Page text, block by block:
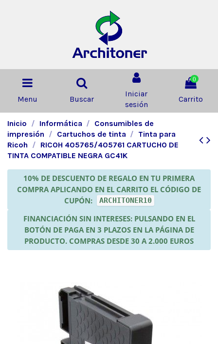
Menu Buscar
Iniciar
sesión
0
Carrito
Inicio Informática
Consumibles de
impresión
Cartuchos de tinta
Tinta para
Ricoh
RICOH 405765/405761 CARTUCHO DE
TINTA COMPATIBLE NEGRA GC41K
10% DE DESCUENTO DE REGALO EN TU PRIMERA
COMPRA APLICANDO EN EL CARRITO EL CÓDIGO DE
CUPÓN:
ARCHITONER10
FINANCIACIÓN SIN INTERESES: PULSANDO EN EL
BOTÓN DE PAGA EN 3 PLAZOS EN LA PÁGINA DE
PRODUCTO. COMPRAS DESDE 30 A 2.000 EUROS